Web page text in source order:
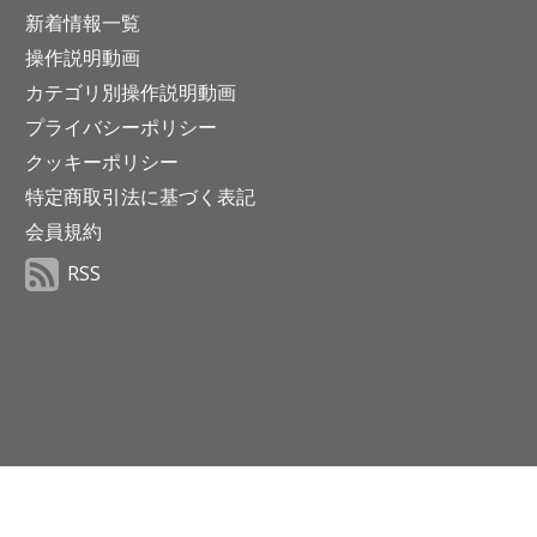
新着情報一覧
操作説明動画
カテゴリ別操作説明動画
プライバシーポリシー
クッキーポリシー
特定商取引法に基づく表記
会員規約
RSS